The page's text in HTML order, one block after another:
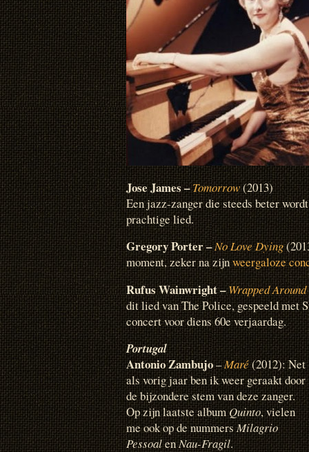
Jose James –Tomorrow(2013)
Een jazz-zanger die steeds beter
prachtige lied.
Gregory Porter –No Love Dying
moment, zeker na zijnweergaloze
Rufus Wainwright –Wrapped
dit lied van The Police, gespeeld met
concert voor diens 60e verjaardag.
Portugal
Antonio Zambujo–Maré(2012): Net
als vorig jaar ben ik weer geraakt door
de bijzondere stem van deze zanger.
Op zijn laatste albumQuinto, vielen
me ook op de nummersMilagrio
PessoalenNau-Fragil.